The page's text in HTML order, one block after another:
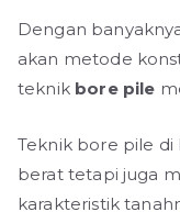
Dengan
akan metode
teknik bore pile
Teknik bore pile
berat tetapi juga
karakteristik